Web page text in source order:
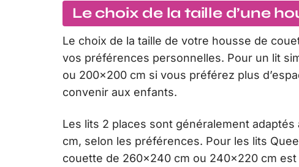
Le choix de la taille d’une
Le choix de la taille de votre housse de
vos préférences personnelles. Pour un lit
ou 200×200 cm si vous préférez plus
convenir aux enfants.
Les lits 2 places sont généralement
cm, selon les préférences. Pour les lits
couette de 260×240 cm ou 240×220 cm est